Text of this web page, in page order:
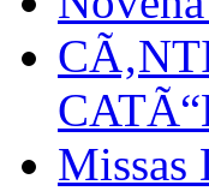
Missas